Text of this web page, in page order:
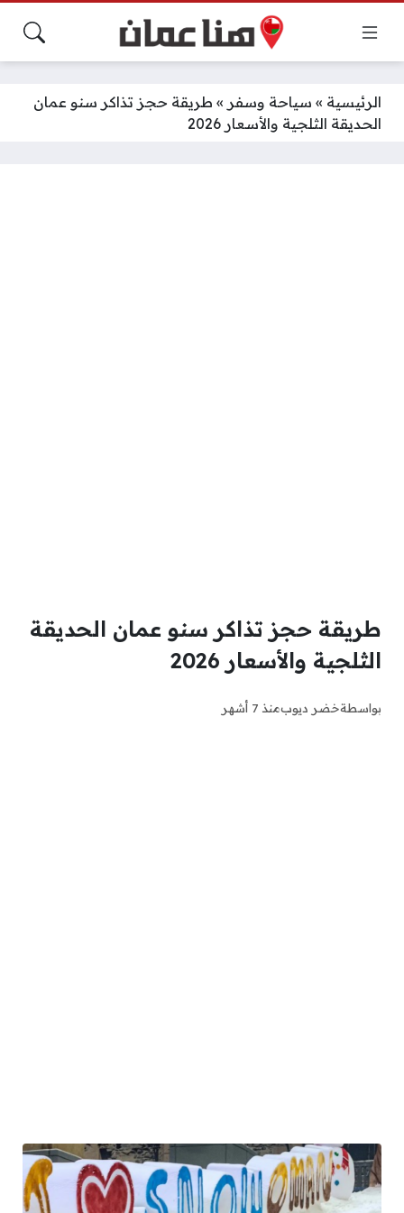
الرئيسية » سياحة وسفر » طريقة حجز تذاكر سنو عمان
الحديقة الثلجية والأسعار 2026
طريقة حجز تذاكر سنو عمان الحديقة
الثلجية والأسعار 2026
بواسطةخضر ديوبمنذ 7 أشهر